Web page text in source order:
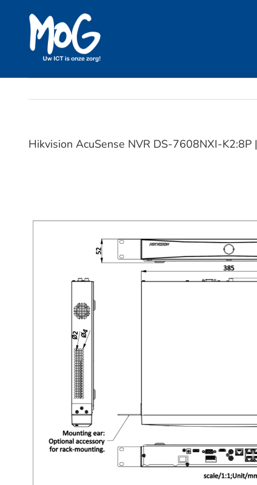
Hikvision AcuSense NVR DS-7608NXI-